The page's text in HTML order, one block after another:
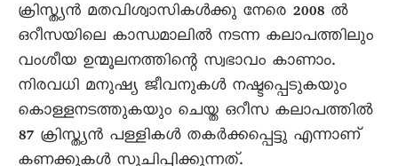
ക്രിസ്ത്യൻ മതവിശ്വാസികൾക്കു നേരെ 2008 ൽ
ഒറീസയിലെ കാന്ധമാലിൽ നടന്ന കലാപത്തിലും
വംശീയ ഉന്മൂലനത്തിന്റെ സ്വഭാവം കാണാം.
നിരവധി മനുഷ്യ ജീവനുകൾ നഷ്ടപ്പെടുകയും
കൊള്ളനടത്തുകയും ചെയ്ത ഒറീസ കലാപത്തിൽ
87 ക്രിസ്ത്യൻ പള്ളികൾ തകർക്കപ്പെട്ടു എന്നാണ്